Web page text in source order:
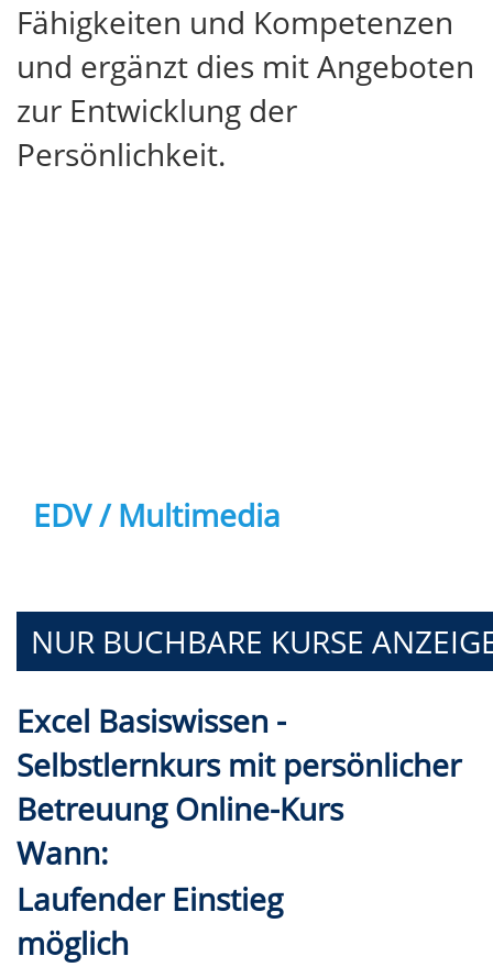
Fähigkeiten und Kompetenzen
und ergänzt dies mit Angeboten
zur Entwicklung der
Persönlichkeit.
EDV / Multimedia
NUR BUCHBARE KURSE
Excel Basiswissen -
Selbstlernkurs mit persönlicher
Betreuung Online-Kurs
Wann:
Laufender Einstieg
möglich